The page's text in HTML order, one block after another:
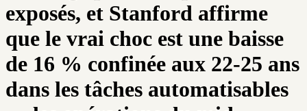
exposés, et Stanford affirme
que le vrai choc est une baisse
de 16 % confinée aux 22-25 ans
dans les tâches automatisables